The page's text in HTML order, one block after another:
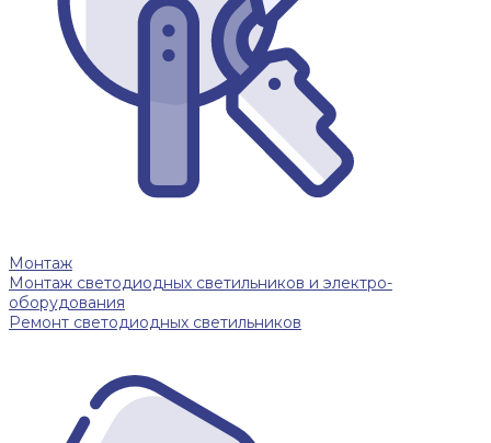
Монтаж
Монтаж светодиодных светильников и электро-
оборудования
Ремонт светодиодных светильников